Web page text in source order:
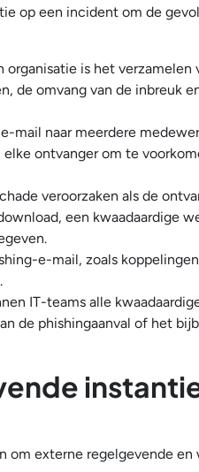
op een incident om de
is het verzamelen
de omvang van de inbreuk
mail naar meerdere
ontvanger om te
veroorzaken als de
een kwaadaardige
e-mail, zoals
IT-teams alle
de phishingaanval of het
om externe regelgevende